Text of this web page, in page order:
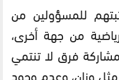
للمسؤولين من
من جهة أخرى،
فرق لا تنتمي
وزان، وعدم وجود